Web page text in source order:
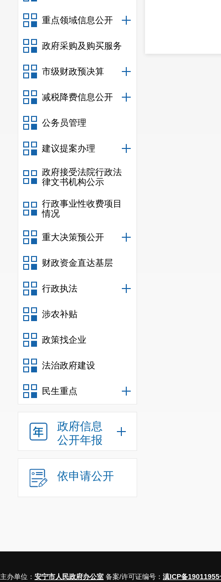
重点领域信息公开
政府采购及购买服务
市级财政预决算
减税降费信息公开
公务员管理
建议提案办理
政府接受法院行政法
律文书机构公示
行政事业性收费项目
情况
重大决策预公开
财政资金直达基层
行政执法
涉农补贴
政策找企业
法治政府建设
民生重点
政府信息
公开年报
依申请公开
主办单位： 安宁市人民政府办公室 备案/许可证编号： 滇ICP备